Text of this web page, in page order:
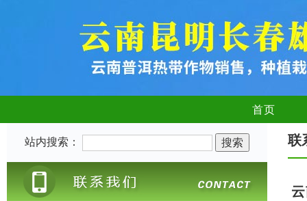
首页
站内搜索： 联